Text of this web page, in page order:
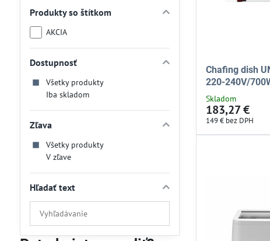
Chafing dish
220-240V/
Skladom
183,27 €
149 € bez DPH
Produkty so štítkom
AKCIA
Dostupnosť
Všetky produkty
Iba skladom
Zľava
Všetky produkty
V zľave
Hľadať text
Prehľadať
výsledky
filtra